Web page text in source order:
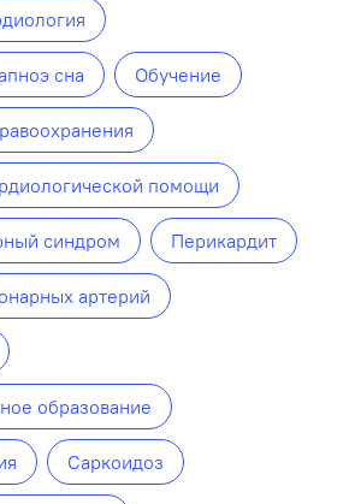
сна Обучение
помощи
синдром Перикардит
артерий
образование
Саркоидоз